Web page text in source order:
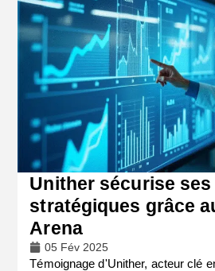
Unither sécurise
stratégiques grâce
Arena
05 Fév 2025
Témoignage d'Unither, acteur clé